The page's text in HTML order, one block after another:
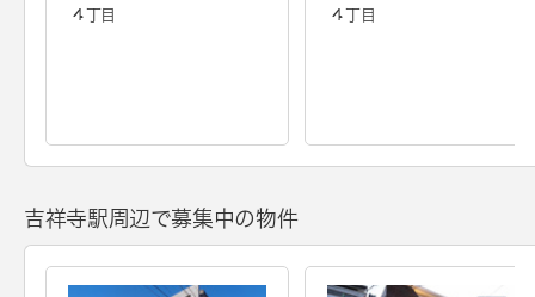
４丁目
４丁目
吉祥寺駅周辺で募集中の物件